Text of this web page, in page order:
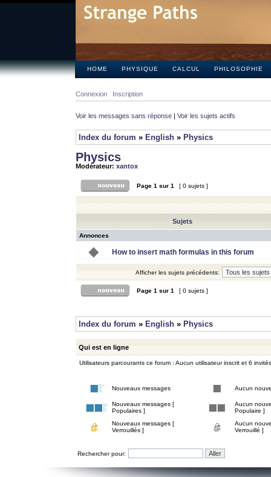
HOME PHYSIQUE CALCUL PHILOSOPHIE
Connexion Inscription
Voir les messages sans réponse | Voir les sujets actifs
Index du forum » English » Physics
Physics
Modérateur: xantox
Page 1 sur 1 [ 0 sujets ]
Sujets
Annonces
How to insert math formulas in this forum
Afficher les sujets précédents:
Page 1 sur 1 [ 0 sujets ]
Index du forum » English » Physics
Qui est en ligne
Utilisateurs parcourants ce forum : Aucun utilisateur inscrit et 6 invités
Nouveaux messages Aucun
Nouveaux messages [
Populaires ]
Aucun
Populaire ]
Nouveaux messages [
Verrouillés ]
Aucun
Verrouillé ]
Rechercher pour: